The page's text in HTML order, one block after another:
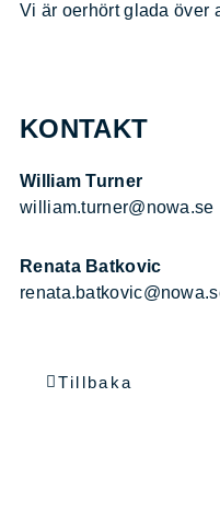
Vi är oerhört glada över
KONTAKT
William Turner
william.turner@nowa.se
Renata Batkovic
Tillbaka